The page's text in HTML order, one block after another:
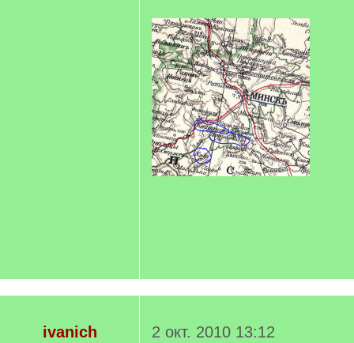
ivanich
2 окт. 2010 13:12